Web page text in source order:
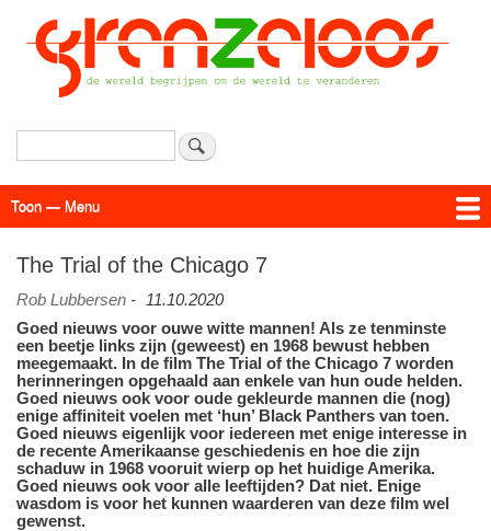
Overslaan
en
naar
de
Zoeken
Menu
Toon — Menu
The Trial of the Chicago 7
Rob Lubbersen - 11.10.2020
Goed nieuws voor ouwe witte mannen! Als ze tenminste
een beetje links zijn (geweest) en 1968 bewust hebben
meegemaakt. In de film The Trial of the Chicago 7 worden
herinneringen opgehaald aan enkele van hun oude helden.
Goed nieuws ook voor oude gekleurde mannen die (nog)
enige affiniteit voelen met ‘hun’ Black Panthers van toen.
Goed nieuws eigenlijk voor iedereen met enige interesse in
de recente Amerikaanse geschiedenis en hoe die zijn
schaduw in 1968 vooruit wierp op het huidige Amerika.
Goed nieuws ook voor alle leeftijden? Dat niet. Enige
wasdom is voor het kunnen waarderen van deze film wel
gewenst.